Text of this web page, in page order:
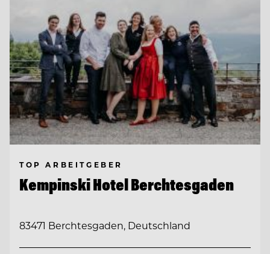
TOP ARBEITGEBER
Kempinski Hotel Berchtesgaden
83471 Berchtesgaden, Deutschland